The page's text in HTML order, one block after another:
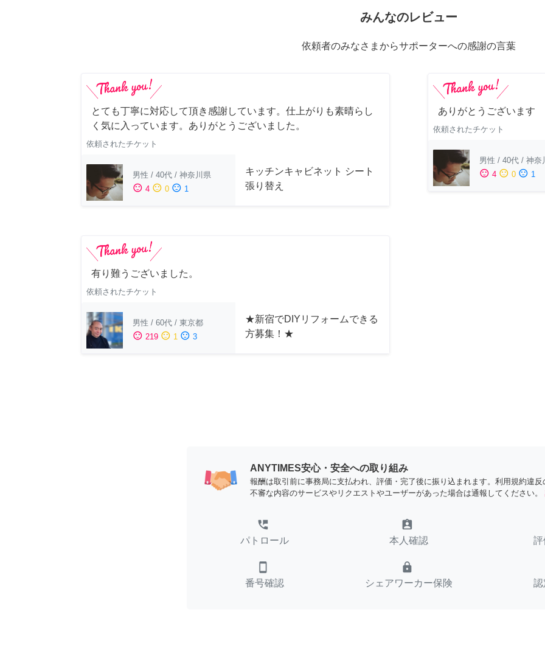
みんなのレビュー
依頼者のみなさまからサポーターへの感謝の言葉
とても丁寧に対応して頂き感謝しています。仕上がりも素晴らし
く気に入っています。ありがとうございました。
依頼されたチケット
男性 / 40代 / 神奈川県
sentiment_satisfied 4 sentiment_neutral 0 sentiment_dissatisfied 1
キッチンキャビネット シート
張り替え
ありがとうございます
依頼されたチケット
男性 / 40代 / 神奈
sentiment_satisfied 4 sentiment_neutral 0 sentiment_dissatisfied 1
有り難うございました。
依頼されたチケット
男性 / 60代 / 東京都
sentiment_satisfied 219 sentiment_neutral 1 sentiment_dissatisfied 3
★新宿でDIYリフォームできる
方募集！★
ANYTIMES安心・安全への取り組み
報酬は取引前に事務局に支払われ、評価・完了後に振り込まれます。利用規約違反
不審な内容のサービスやリクエストやユーザーがあった場合は通報してください。
perm_phone_msg
パトロール
assignment_ind
本人確認
smartphone
番号確認
lock
シェアワーカー保険